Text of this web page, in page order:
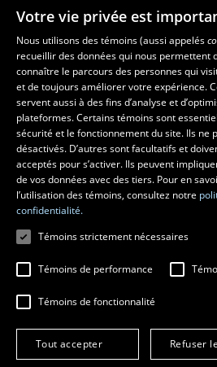
Faculté de musique
Pavillon Louis-Jacques-Casault
1055, avenue du Séminaire
, Québec
Téléphone: 418 656-7061
Suivez-nous sur Facebook
Suivez-nous sur YouTube
Conditions générales
Fraude en ligne
Votre vie privée est
Nous utilisons des témoins (aussi appelés
recueillir des données qui nous permettent
connaître le parcours des personnes qui
et de toujours améliorer votre expérience.
servent aussi à des fins d’analyse et
plateformes. Certains témoins sont
sécurité et le fonctionnement du site. Ils ne
désactivés. D’autres sont facultatifs et
acceptés pour s’activer. Ils peuvent
de vos données avec des tiers. Pour en
l’utilisation des témoins, consultez notre
confidentialité.
Témoins strictement nécessaires
Témoins de performance
Témoins de fonctionnalité
Tout accepter Refuser